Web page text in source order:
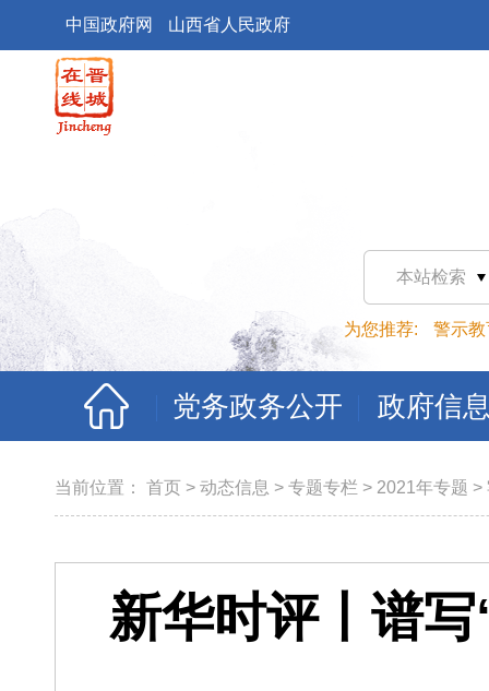
中国政府网 山西省人民政府
本站检索
为您推荐: 警示教
党务政务公开 政府信
当前位置： 首页 > 动态信息 > 专题专栏 > 2021年专题 >
新华时评丨谱